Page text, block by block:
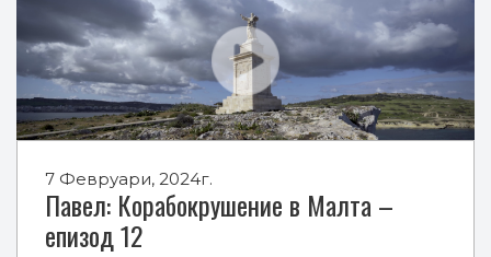
7 Февруари, 2024г.
Павел: Корабокрушение в Малта –
епизод 12